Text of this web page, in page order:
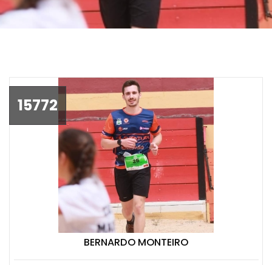
15772
BERNARDO MONTEIRO